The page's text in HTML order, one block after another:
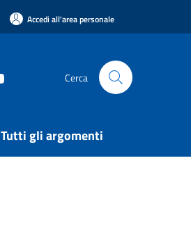
Accedi all'area personale
Cerca
Tutti gli argomenti